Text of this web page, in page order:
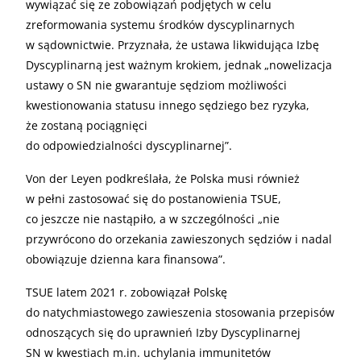
wywiązać się ze zobowiązań podjętych w celu
zreformowania systemu środków dyscyplinarnych
w sądownictwie. Przyznała, że ustawa likwidująca Izbę
Dyscyplinarną jest ważnym krokiem, jednak „nowelizacja
ustawy o SN nie gwarantuje sędziom możliwości
kwestionowania statusu innego sędziego bez ryzyka,
że zostaną pociągnięci
do odpowiedzialności dyscyplinarnej”.
Von der Leyen podkreślała, że Polska musi również
w pełni zastosować się do postanowienia TSUE,
co jeszcze nie nastąpiło, a w szczególności „nie
przywrócono do orzekania zawieszonych sędziów i nadal
obowiązuje dzienna kara finansowa”.
TSUE latem 2021 r. zobowiązał Polskę
do natychmiastowego zawieszenia stosowania przepisów
odnoszących się do uprawnień Izby Dyscyplinarnej
SN w kwestiach m.in. uchylania immunitetów